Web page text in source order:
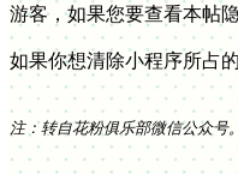
游客，如果您要查看本帖
如果你想清除小程序所占
注：转自花粉俱乐部微信公众号